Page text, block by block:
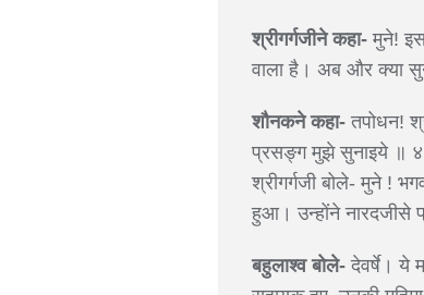
श्रीगर्गजीने कहा-मुने! इस
वाला है। अब और क्या
शौनकने कहा-तपोधन!
प्रसङ्ग मुझे सुनाइये ॥
श्रीगर्गजी बोले- मुने !
हुआ। उन्होंने नारदजीसे
बहुलाश्व बोले-देवर्षे। ये